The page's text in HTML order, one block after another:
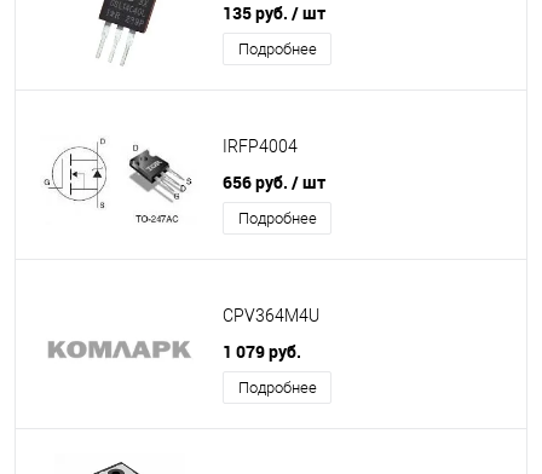
135 руб. / шт
Подробнее
IRFP4004
656 руб. / шт
Подробнее
CPV364M4U
1 079 руб.
Подробнее